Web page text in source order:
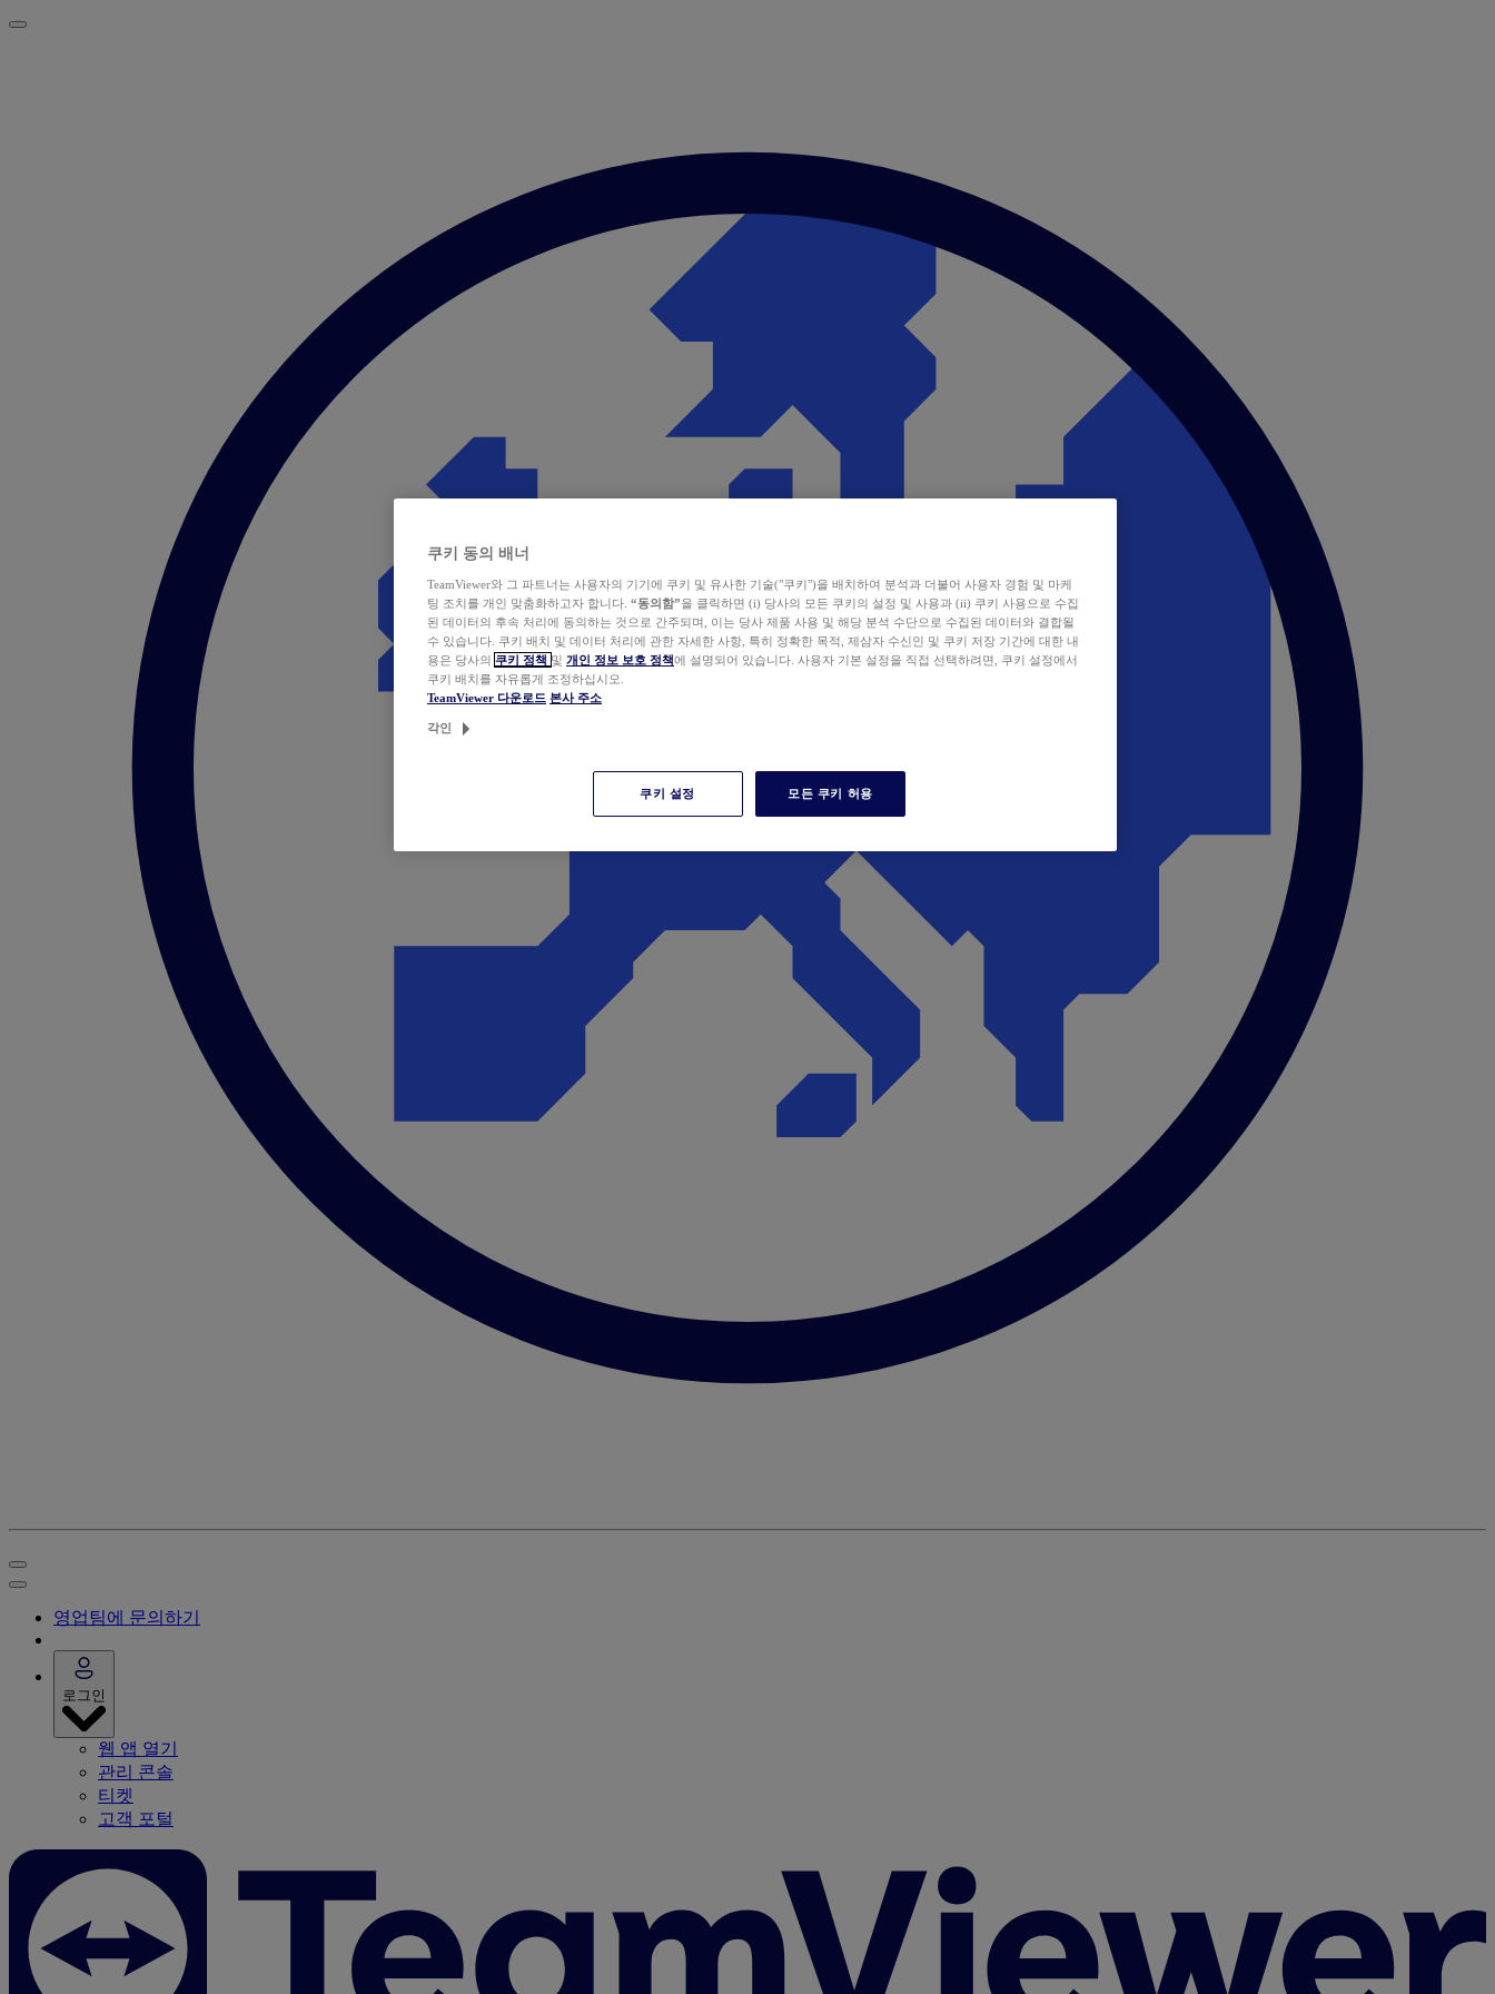
영업팀에 문의하기
로그인
웹 앱 열기
관리 콘솔
티켓
고객 포털
쿠키 동의 배너
TeamViewer와 그 파트너는 사용자의 기기에 쿠키 및 유사한 기술("쿠키")을 배치하여 분석과 더불어 사용자 경험 및 마케
팅 조치를 개인 맞춤화하고자 합니다. “동의함”을 클릭하면 (i) 당사의 모든 쿠키의 설정 및 사용과 (ii) 쿠키 사용으로 수집
된 데이터의 후속 처리에 동의하는 것으로 간주되며, 이는 당사 제품 사용 및 해당 분석 수단으로 수집된 데이터와 결합될
수 있습니다. 쿠키 배치 및 데이터 처리에 관한 자세한 사항, 특히 정확한 목적, 제삼자 수신인 및 쿠키 저장 기간에 대한 내
용은 당사의 쿠키 정책 및 개인 정보 보호 정책에 설명되어 있습니다. 사용자 기본 설정을 직접 선택하려면, 쿠키 설정에서
쿠키 배치를 자유롭게 조정하십시오.
TeamViewer 다운로드 본사 주소
각인
쿠키 설정 모든 쿠키 허용